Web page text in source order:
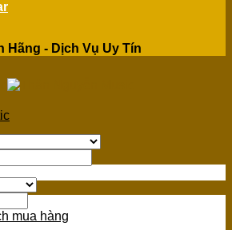
Hãng - Dịch Vụ Uy Tín
mua hàng